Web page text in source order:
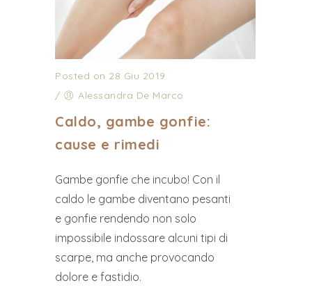
Posted on 28 Giu 2019
/
Alessandra De Marco
Caldo, gambe gonfie:
cause e rimedi
Gambe gonfie che incubo! Con il
caldo le gambe diventano pesanti
e gonfie rendendo non solo
impossibile indossare alcuni tipi di
scarpe, ma anche provocando
dolore e fastidio.